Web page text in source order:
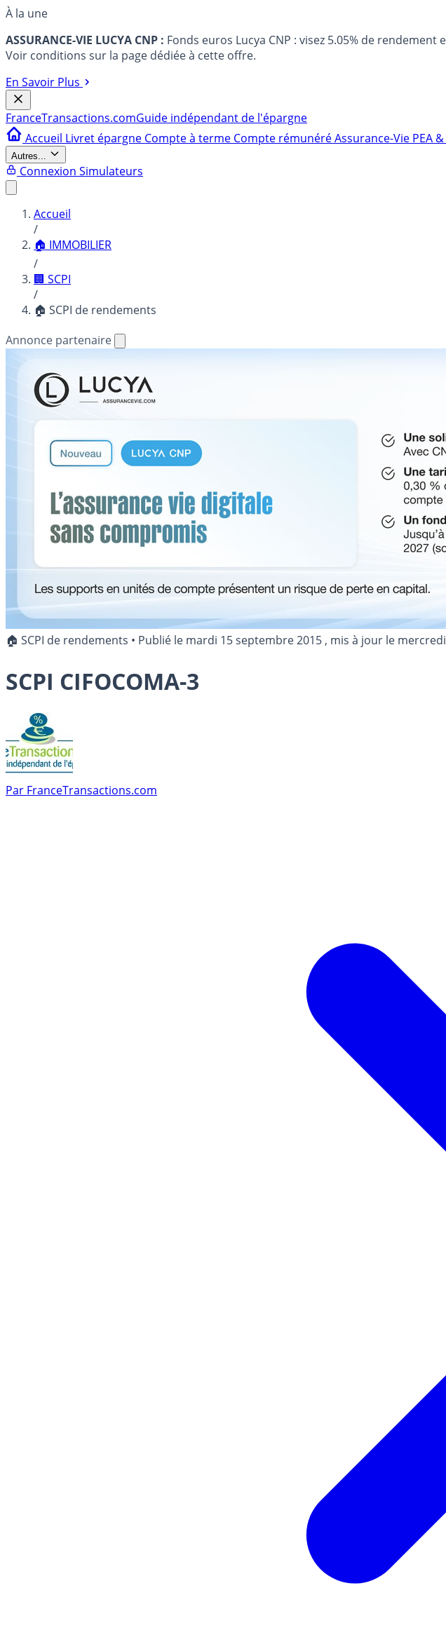
À la une
ASSURANCE-VIE LUCYA CNP : Fonds euros Lucya CNP : visez 5.05% de rendement
Voir conditions sur la page dédiée à cette offre.
En Savoir Plus
FranceTransactions.comGuide indépendant de l'épargne
Accueil Livret épargne Compte à terme Compte rémunéréAssurance-Vie PEA
Autres...
Connexion Simulateurs
Accueil
/
🏠 IMMOBILIER
/
🏢 SCPI
/
🏠 SCPI de rendements
Annonce partenaire
🏠 SCPI de rendements • Publié le mardi 15 septembre 2015 , mis à jour le
SCPI CIFOCOMA-3
Par FranceTransactions.com